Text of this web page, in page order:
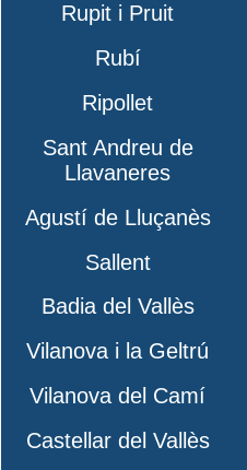
Rupit i Pruit
Rubí
Ripollet
Sant Andreu de
Llavaneres
Agustí de Lluçanès
Sallent
Badia del Vallès
Vilanova i la Geltrú
Vilanova del Camí
Castellar del Vallès